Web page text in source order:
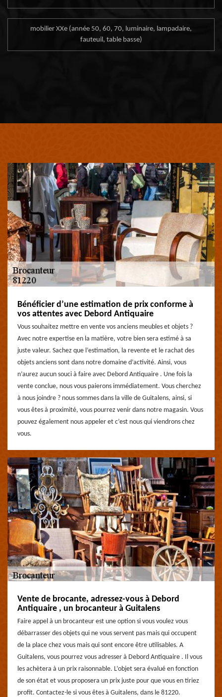
mobilier XXe (année 50, 60, 70, luminaire, lampadaire,
fauteuil, table basse)
Bénéficier d’une estimation de prix conforme à
vos attentes avec Debord Antiquaire
Vous souhaitez mettre en vente vos anciens meubles et objets ?
Avec notre expertise en la matière, votre bien sera estimé à sa
juste valeur. Sachez que l’estimation, la revente et le rachat des
objets anciens sont dans notre domaine d’activité. Ainsi, vous
n’aurez aucun souci à faire avec Debord Antiquaire . Une fois la
vente conclue, nous vous paierons immédiatement. Vous cherchez
à nous joindre ? nous sommes dans la ville de Guitalens, ainsi, si
vous êtes à proximité, vous pourrez venir dans notre magasin. Vous
pouvez également nous appeler et c’est nous qui viendrons chez
vous.
Vente de brocante, adressez-vous à Debord
Antiquaire , un brocanteur à Guitalens
Faire appel à un brocanteur est une option si vous voulez vous
débarrasser des objets qui ne vous servent pas mais qui occupent
de la place chez vous mais qui sont encore être utilisables. A
Guitalens, vous pourrez vous adresser à Debord Antiquaire . Il vous
les achètera à un prix raisonnable. L’objet sera évalué en fonction
de son état et vous proposera un prix juste pour que vous en tiriez
profit. Contactez-le si vous êtes à Guitalens, dans le 81220.